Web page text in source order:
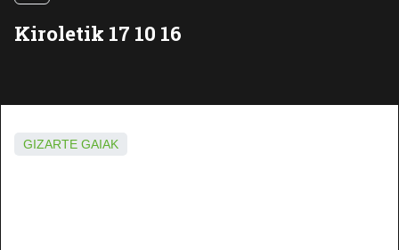
Kiroletik 17 10 16
GIZARTE GAIAK